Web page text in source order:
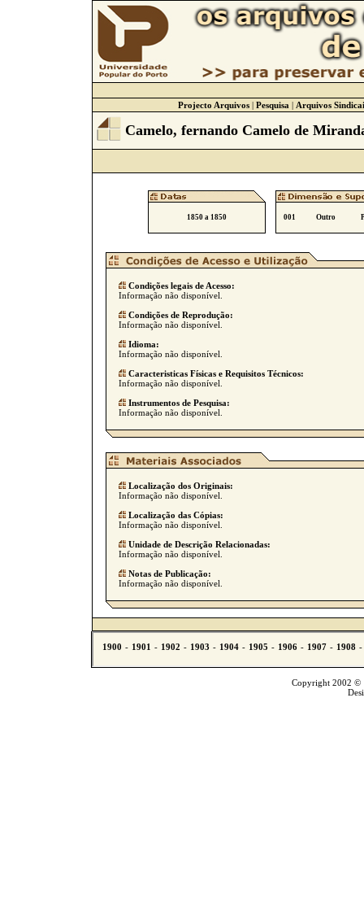
Projecto Arquivos| Pesquisa | Arquivos
Camelo, fernando Camelo de
1850 a 1850 001 Outro
Condições legais de Acesso:
Informação não disponível.
Condições de Reprodução:
Informação não disponível.
Idioma:
Informação não disponível.
Caracteristicas Físicas e Requisitos Técnicos:
Informação não disponível.
Instrumentos de Pesquisa:
Informação não disponível.
Localização dos Originais:
Informação não disponível.
Localização das Cópias:
Informação não disponível.
Unidade de Descrição Relacionadas:
Informação não disponível.
Notas de Publicação:
Informação não disponível.
Copyright 2002 ©